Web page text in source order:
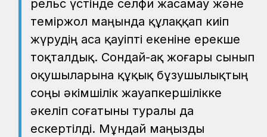
рельс үстінде селфи жасамау және
теміржол маңында құлаққап киіп
жүрудің аса қауіпті екеніне ерекше
тоқталдық. Сондай-ақ жоғары сынып
оқушыларына құқық бұзушылықтың
соңы әкімшілік жауапкершілікке
әкеліп соғатыны туралы да
ескертілді. Мұндай маңызды